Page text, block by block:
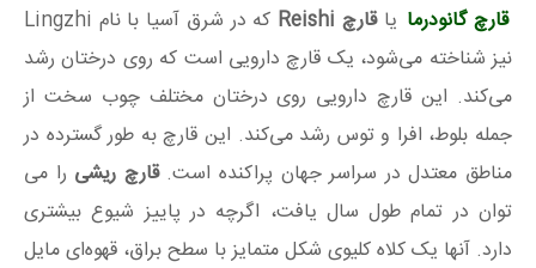
قارچ گانودرما یاقارچ Reishi
که در شرق آسیا با نام Lingzhi
نیز شناخته می‌شود، یک قارچ دارویی است که روی درختان رشد
می‌کند. این قارچ دارویی روی درختان مختلف چوب سخت از
جمله بلوط، افرا و توس رشد می‌کند. این قارچ به طور گسترده در
مناطق معتدل در سراسر جهان پراکنده است.قارچ ریشی را می
توان در تمام طول سال یافت، اگرچه در پاییز شیوع بیشتری
دارد. آنها یک کلاه کلیوی شکل متمایز با سطح براق، قهوه‌ای مایل